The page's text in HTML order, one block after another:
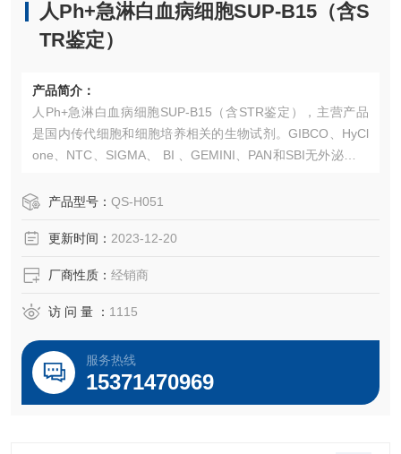
人Ph+急淋白血病细胞SUP-B15（含S
TR鉴定）
产品简介：
人Ph+急淋白血病细胞SUP-B15（含STR鉴定），主营产品
是国内传代细胞和细胞培养相关的生物试剂。GIBCO、HyCl
one、NTC、SIGMA、 BI 、GEMINI、PAN和SBI无外泌体血
存液、日本三菱产品、ELISA 试剂盒、Sigma试剂等产品。
产品型号： QS-H051
更新时间： 2023-12-20
厂商性质： 经销商
访 问 量 ： 1115
服务热线
15371470969